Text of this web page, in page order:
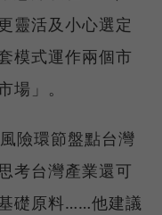
靈活及小心選定
模式運作兩個市
場」。
險環節盤點台灣
考台灣產業還可
礎原料……他建議